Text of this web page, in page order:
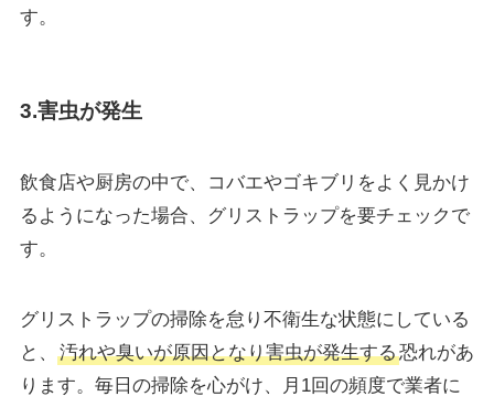
す。
3.害虫が発生
飲食店や厨房の中で、コバエやゴキブリをよく見かけ
るようになった場合、グリストラップを要チェックで
す。
グリストラップの掃除を怠り不衛生な状態にしている
と、
汚れや臭いが原因となり害虫が発生する恐れがあ
ります。毎日の掃除を心がけ、月1回の頻度で業者に